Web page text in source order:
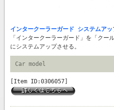
インタークーラーガード システムア
「インタークーラーガード」を「クー
にシステムアップさせる。
Car model
[Item ID:0306057]